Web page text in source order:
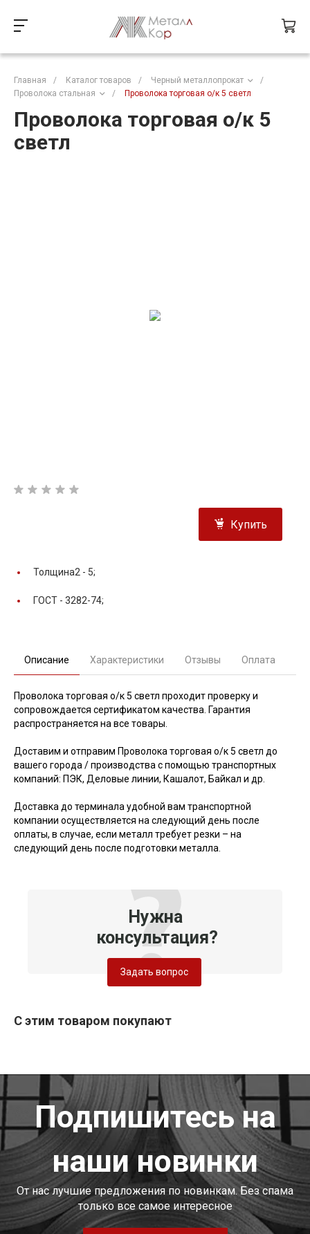
Главная / Каталог товаров / Черный металлопрокат
/
Проволока стальная
/ Проволока торговая о/к 5 светл
Проволока торговая о/к 5
светл
Купить
Толщина2 - 5;
ГОСТ - 3282-74;
Описание Характеристики Отзывы Оплата
Проволока торговая о/к 5 светл проходит проверку и
сопровождается сертификатом качества. Гарантия
распространяется на все товары.
Доставим и отправим Проволока торговая о/к 5 светл до
вашего города / производства с помощью транспортных
компаний: ПЭК, Деловые линии, Кашалот, Байкал и др.
Доставка до терминала удобной вам транспортной
компании осуществляется на следующий день после
оплаты, в случае, если металл требует резки – на
следующий день после подготовки металла.
Нужна
консультация?
Задать вопрос
С этим товаром покупают
Подпишитесь на
наши новинки
От нас лучшие предложения по новинкам. Без спама
только все самое интересное